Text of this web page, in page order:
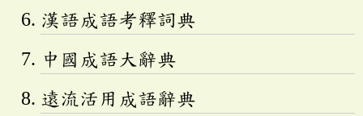
漢語成語考釋詞典
中國成語大辭典
遠流活用成語辭典